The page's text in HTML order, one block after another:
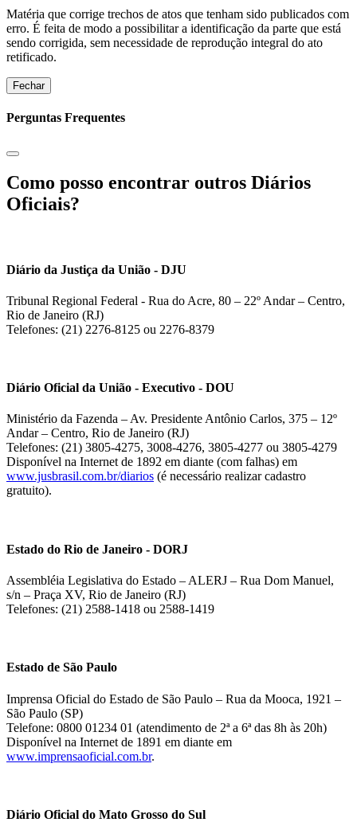
Matéria que corrige trechos de atos que tenham sido publicados com
erro. É feita de modo a possibilitar a identificação da parte que está
sendo corrigida, sem necessidade de reprodução integral do ato
retificado.
Fechar
Perguntas Frequentes
Como posso encontrar outros Diários
Oficiais?
Diário da Justiça da União - DJU
Tribunal Regional Federal - Rua do Acre, 80 – 22º Andar – Centro,
Rio de Janeiro (RJ)
Telefones: (21) 2276-8125 ou 2276-8379
Diário Oficial da União - Executivo - DOU
Ministério da Fazenda – Av. Presidente Antônio Carlos, 375 – 12º
Andar – Centro, Rio de Janeiro (RJ)
Telefones: (21) 3805-4275, 3008-4276, 3805-4277 ou 3805-4279
Disponível na Internet de 1892 em diante (com falhas) em
www.jusbrasil.com.br/diarios (é necessário realizar cadastro
gratuito).
Estado do Rio de Janeiro - DORJ
Assembléia Legislativa do Estado – ALERJ – Rua Dom Manuel,
s/n – Praça XV, Rio de Janeiro (RJ)
Telefones: (21) 2588-1418 ou 2588-1419
Estado de São Paulo
Imprensa Oficial do Estado de São Paulo – Rua da Mooca, 1921 –
São Paulo (SP)
Telefone: 0800 01234 01 (atendimento de 2ª a 6ª das 8h às 20h)
Disponível na Internet de 1891 em diante em
www.imprensaoficial.com.br.
Diário Oficial do Mato Grosso do Sul